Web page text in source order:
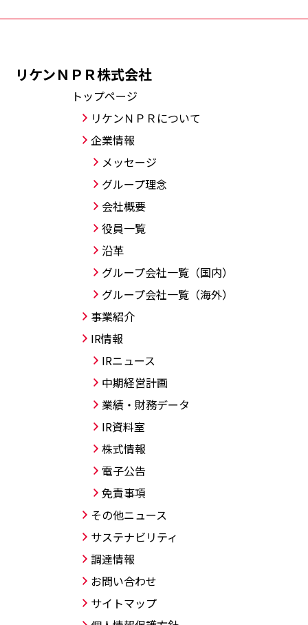
リケンＮＰＲ株式会社
トップページ
リケンＮＰＲについて
企業情報
メッセージ
グループ理念
会社概要
役員一覧
沿革
グループ会社一覧（国内）
グループ会社一覧（海外）
事業紹介
IR情報
IRニュース
中期経営計画
業績・財務データ
IR資料室
株式情報
電子公告
免責事項
その他ニュース
サステナビリティ
調達情報
お問い合わせ
サイトマップ